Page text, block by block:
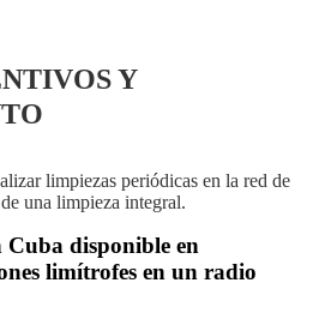
Y
limpiezas periódicas en la red de
una limpieza integral.
Cuba disponible en
limítrofes en un radio